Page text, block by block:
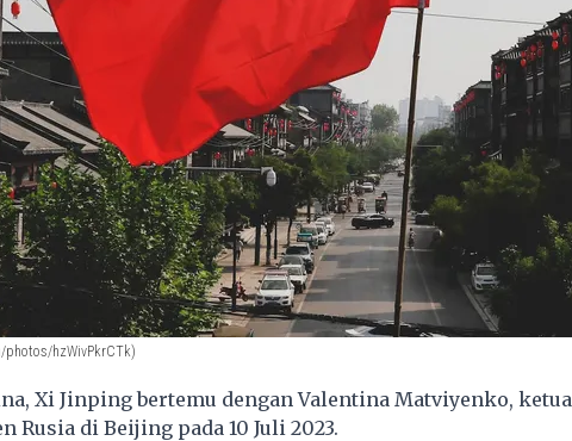
hzWivPkrCTk)
, Xi Jinping bertemu dengan Valentina Matviyenko, ketua
Rusia di Beijing pada 10 Juli 2023.